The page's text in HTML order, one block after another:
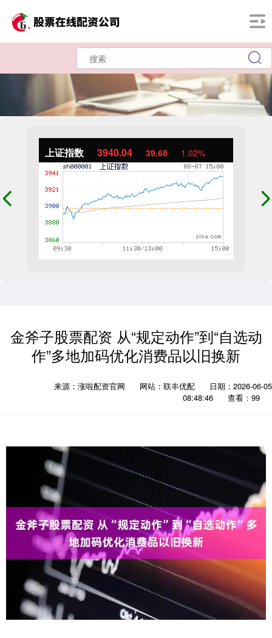
上证指数 3940.04 39.68 1.02%
金斧子股票配资 从“规定动作”到“自选动
作”多地加码优化消费品以旧换新
来源：涨啦配资官网 网站：联丰优配
日期：2026-06-05
08:48:46
查看：99